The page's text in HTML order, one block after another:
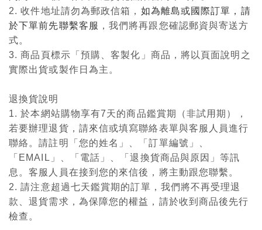
2. 收件地址請勿為郵政信箱， 如為離島或國際訂單，請
於下單前先聯繫客服 ，我們將再跟您確認郵資與寄送方
式。
3. 商品頁標示「預購、客製化」商品，將以頁面說明之
實際出貨或製作日為主。
退換貨說明
1. 於本網站購物享有7天的商品鑑賞期（非試用期），
若要辦理退貨，請來信或填寫聯絡表單與客服人員進行
聯絡。請註明「您的姓名」、「訂單編號」、
「EMAIL」、「電話」、「退換貨商品與原因」等訊
息。客服人員在接到您的來信後，將主動跟您聯繫。
2. 請注意超過七天鑑賞期的訂單，我們將不再受理退
款、退貨需求，為保障您的權益，請於收到商品後先行
檢查。